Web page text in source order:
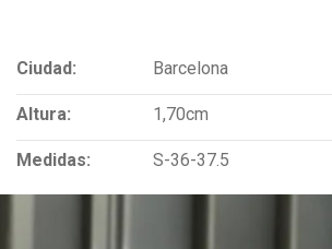
Ciudad: Barcelona
Altura: 1,70cm
Medidas: S-36-37.5